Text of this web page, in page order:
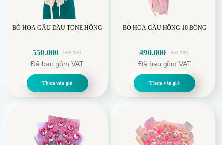
BÓ HOA GẤU DÂU TONE HỒNG
599.000
Giá
gốc
550.000
Giá
hiện
Đã bao gồm VAT
Thêm vào giỏ
BÓ HOA GẤU HỒNG 10 BÔNG
580.000
Giá
gốc
490.000
Giá
hiện
Đã bao gồm VAT
Thêm vào giỏ